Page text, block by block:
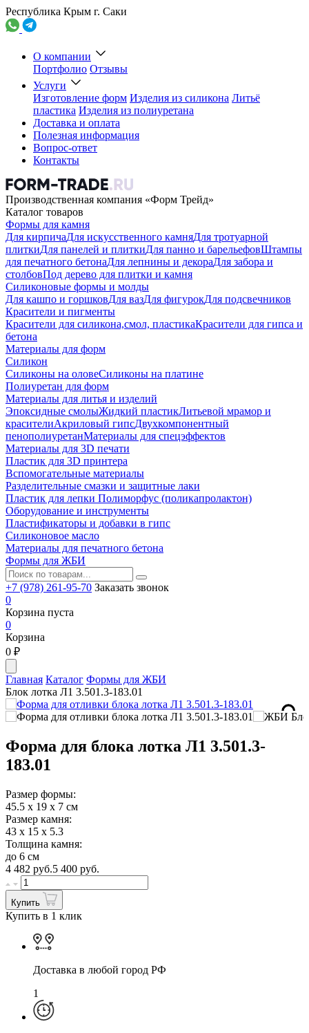
Республика Крым г. Саки
О компании
Портфолио Отзывы
Услуги
Изготовление форм Изделия из силикона Литьё
пластика Изделия из полиуретана
Доставка и оплата
Полезная информация
Вопрос-ответ
Контакты
Производственная компания «Форм Трейд»
Каталог товаров
Формы для камня
Для кирпичаДля искусственного камняДля тротуарной
плиткиДля панелей и плиткиДля панно и барельефовШтампы
для печатного бетонаДля лепнины и декораДля забора и
столбовПод дерево для плитки и камня
Силиконовые формы и молды
Для кашпо и горшковДля вазДля фигурокДля подсвечников
Красители и пигменты
Красители для силикона,смол, пластикаКрасители для гипса и
бетона
Материалы для форм
Силикон
Силиконы на оловеСиликоны на платине
Полиуретан для форм
Материалы для литья и изделий
Эпоксидные смолыЖидкий пластикЛитьевой мрамор и
красителиАкриловый гипсДвухкомпонентный
пенополиуретанМатериалы для спецэффектов
Материалы для 3D печати
Пластик для 3D принтера
Вспомогательные материалы
Разделительные смазки и защитные лаки
Пластик для лепки Полиморфус (поликапролактон)
Оборудование и инструменты
Пластификаторы и добавки в гипс
Силиконовое масло
Материалы для печатного бетона
Формы для ЖБИ
+7 (978) 261-95-70 Заказать звонок
0
Корзина пуста
0
Корзина
0 ₽
Главная Каталог Формы для ЖБИ
Блок лотка Л1 3.501.3-183.01
Форма для блока лотка Л1 3.501.3-
183.01
Размер формы:
45.5 х 19 х 7 см
Размер камня:
43 х 15 х 5.3
Толщина камня:
до 6 см
4 482 руб.5 400 руб.
Купить
Купить в 1 клик
Доставка в любой город РФ
1